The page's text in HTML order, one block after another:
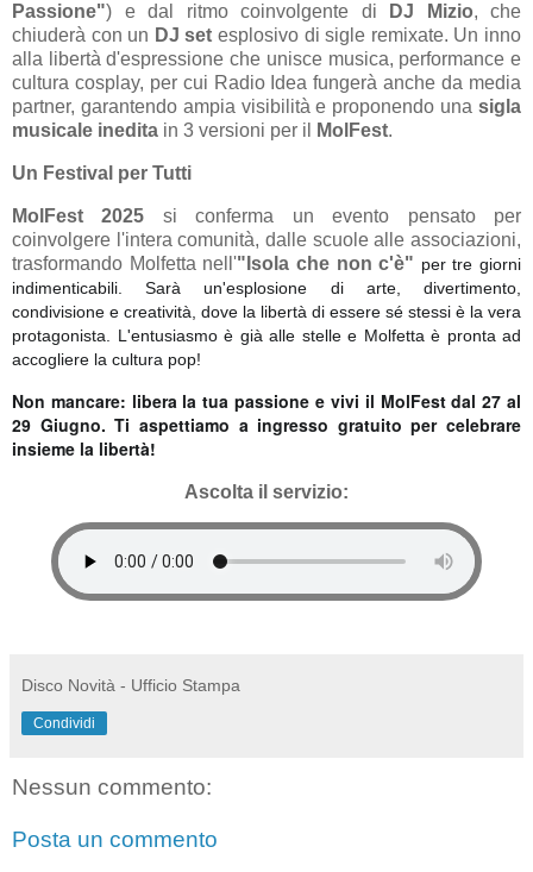
Passione") e dal ritmo coinvolgente di DJ Mizio, che
chiuderà con un DJ set esplosivo di sigle remixate. Un inno
alla libertà d'espressione che unisce musica, performance e
cultura cosplay, per cui Radio Idea fungerà anche da media
partner, garantendo ampia visibilità e proponendo una sigla
musicale inedita in 3 versioni per il MolFest.
Un Festival per Tutti
MolFest 2025 si conferma un evento pensato per
coinvolgere l'intera comunità, dalle scuole alle associazioni,
trasformando Molfetta nell'"Isola che non c'è" per tre giorni
indimenticabili. Sarà un'esplosione di arte, divertimento,
condivisione e creatività, dove la libertà di essere sé stessi è la vera
protagonista. L'entusiasmo è già alle stelle e Molfetta è pronta ad
accogliere la cultura pop!
Non mancare: libera la tua passione e vivi il MolFest dal 27 al
29 Giugno. Ti aspettiamo a ingresso gratuito per celebrare
insieme la libertà!
Ascolta il servizio:
Disco Novità - Ufficio Stampa
Condividi
Nessun commento:
Posta un commento